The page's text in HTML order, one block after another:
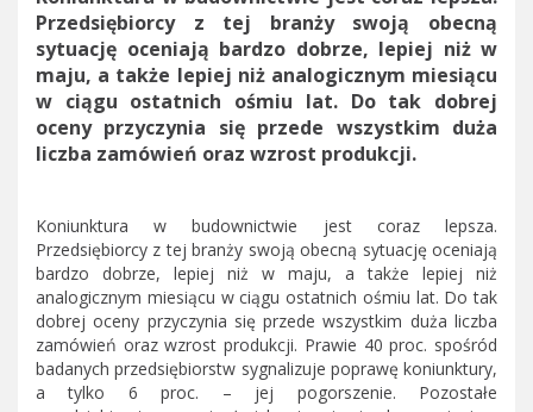
Przedsiębiorcy z tej branży swoją obecną
sytuację oceniają bardzo dobrze, lepiej niż w
maju, a także lepiej niż analogicznym miesiącu
w ciągu ostatnich ośmiu lat. Do tak dobrej
oceny przyczynia się przede wszystkim duża
liczba zamówień oraz wzrost produkcji.
Koniunktura w budownictwie jest coraz lepsza.
Przedsiębiorcy z tej branży swoją obecną sytuację oceniają
bardzo dobrze, lepiej niż w maju, a także lepiej niż
analogicznym miesiącu w ciągu ostatnich ośmiu lat. Do tak
dobrej oceny przyczynia się przede wszystkim duża liczba
zamówień oraz wzrost produkcji. Prawie 40 proc. spośród
badanych przedsiębiorstw sygnalizuje poprawę koniunktury,
a tylko 6 proc. – jej pogorszenie. Pozostałe